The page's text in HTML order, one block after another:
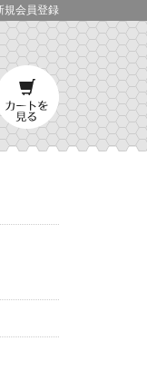
規会員登録